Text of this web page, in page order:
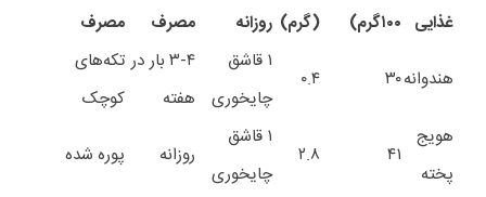
غذایی ۱۰۰گرم)
(گرم) روزانه
مصرف
مصرف
هندوانه۳۰ ۰.۴
۱ قاشق
چایخوری
۳-۴بار در
هفته
تکه‌های
کوچک
هویج
پخته
۴۱ ۲.۸
۱ قاشق
چایخوری
روزانه پوره شده